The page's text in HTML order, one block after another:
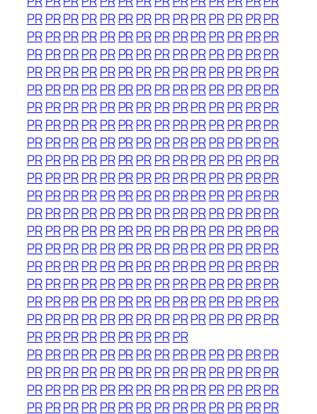
PRPRPRPRPR PRPRPRPRPRPRPR PRPR
PRPRPRPRPR PRPRPRPRPRPRPR PRPR
PRPRPRPRPR PRPRPRPRPRPRPR PRPR
PRPRPRPRPR PRPRPRPRPRPRPR PRPR
PRPRPRPRPR PRPRPRPRPRPRPR PRPR
PRPRPRPRPR PRPRPRPRPRPRPR PRPR
PRPRPRPRPR PRPRPRPRPRPRPR PRPR
PRPRPRPRPR PRPRPRPRPRPRPR PRPR
PRPRPRPRPR PRPRPRPRPRPRPR PRPR
PRPRPRPRPR PRPRPRPRPRPRPR PRPR
PRPRPRPRPR PRPRPRPRPRPRPR PRPR
PRPRPRPRPR PRPRPRPRPRPRPR PRPR
PRPRPRPRPR PRPRPRPRPRPRPR PRPR
PRPRPRPRPR PRPRPRPRPRPRPR PRPR
PRPRPRPRPR PRPRPRPRPRPRPR PRPR
PRPRPRPRPR PRPRPRPRPRPRPR PRPR
PRPRPRPRPR PRPRPRPRPRPRPR PRPR
PRPRPRPRPR PRPRPRPRPRPRPR PRPR
PRPRPRPRPR PRPRPRPR
PRPRPRPRPR PRPRPRPRPRPRPR PRPR
PRPRPRPRPR PRPRPRPRPRPRPR PRPR
PRPRPRPRPR PRPRPRPRPRPRPR PRPR
PRPRPRPRPR PRPRPRPRPRPRPR PRPR